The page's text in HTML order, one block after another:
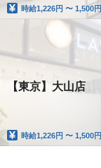
時給1,226円 〜 1,500円
【東京】大山店
時給1,226円 〜 1,500円